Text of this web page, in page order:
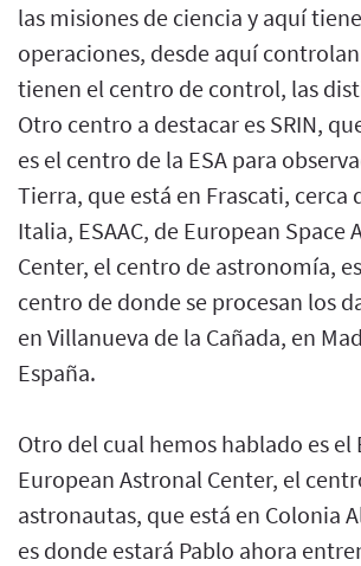
las misiones de ciencia y aquí
operaciones, desde aquí
tienen el centro de control, las
Otro centro a destacar es SRIN,
es el centro de la ESA para
Tierra, que está en Frascati, cerca
Italia, ESAAC, de European Space
Center, el centro de astronomía,
centro de donde se procesan los
en Villanueva de la Cañada, en
España.
Otro del cual hemos hablado es el
European Astronal Center, el
astronautas, que está en Colonia
es donde estará Pablo ahora